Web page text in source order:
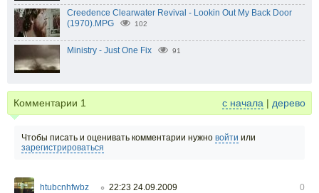
Creedence Clearwater Revival - Lookin Out My Back Door
(1970).MPG
102
Ministry - Just One Fix 91
Комментарии 1 с начала | дерево
Чтобы писать и оценивать комментарии нужно войти или
зарегистрироваться
htubcnhfwbz ○ 22:23 24.09.2009
0